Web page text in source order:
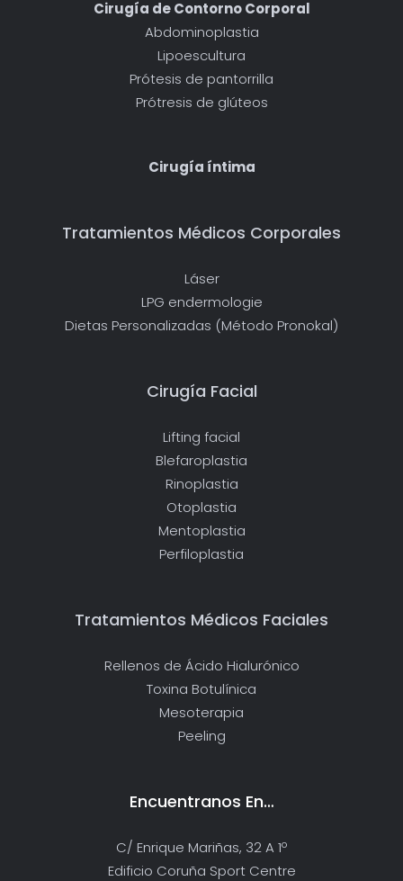
Cirugía de Contorno Corporal
Abdominoplastia
Lipoescultura
Prótesis de pantorrilla
Prótresis de glúteos
Cirugía íntima
Tratamientos Médicos Corporales
Láser
LPG endermologie
Dietas Personalizadas (Método Pronokal)
Cirugía Facial
Lifting facial
Blefaroplastia
Rinoplastia
Otoplastia
Mentoplastia
Perfiloplastia
Tratamientos Médicos Faciales
Rellenos de Ácido Hialurónico
Toxina Botulínica
Mesoterapia
Peeling
Encuentranos En…
C/ Enrique Mariñas, 32 A 1º
Edificio Coruña Sport Centre